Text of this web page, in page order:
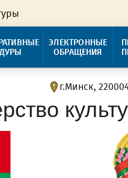
ЭЛЕКТРОННЫЕ
ОБРАЩЕНИЯ
г.Минск,